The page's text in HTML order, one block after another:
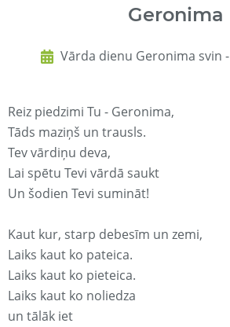
Geronima
Vārda dienu Geronima svin -
Reiz piedzimi Tu - Geronima,
Tāds maziņš un trausls.
Tev vārdiņu deva,
Lai spētu Tevi vārdā saukt
Un šodien Tevi sumināt!
Kaut kur, starp debesīm un zemi,
Laiks kaut ko pateica.
Laiks kaut ko pieteica.
Laiks kaut ko noliedza
un tālāk iet